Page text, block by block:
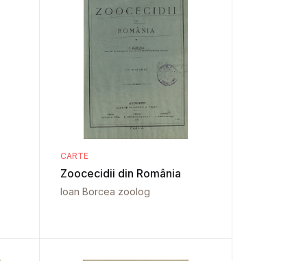
CARTE
Zoocecidii din România
Ioan Borcea zoolog